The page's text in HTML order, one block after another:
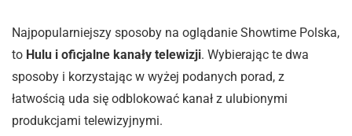
Najpopularniejszy sposoby na oglądanie Showtime Polska,
to Hulu i oficjalne kanały telewizji. Wybierając te dwa
sposoby i korzystając w wyżej podanych porad, z
łatwością uda się odblokować kanał z ulubionymi
produkcjami telewizyjnymi.